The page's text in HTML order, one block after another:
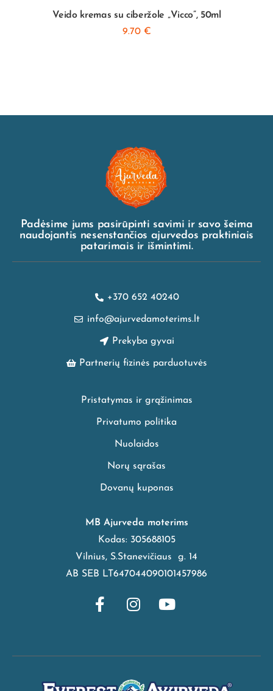
Veido kremas su ciberžole „Vicco”, 50ml
9.70 €
Padėsime jums pasirūpinti savimi ir savo šeima
naudojantis nesenstančios ajurvedos praktiniais
patarimais ir išmintimi.
+370 652 40240
info@ajurvedamoterims.lt
Prekyba gyvai
Partnerių fizinės parduotuvės
Pristatymas ir grąžinimas
Privatumo politika
Nuolaidos
Norų sąrašas
Dovanų kuponas
MB Ajurveda moterims
Kodas: 305688105
Vilnius, S.Stanevičiaus g. 14
AB SEB LT647044090101457986